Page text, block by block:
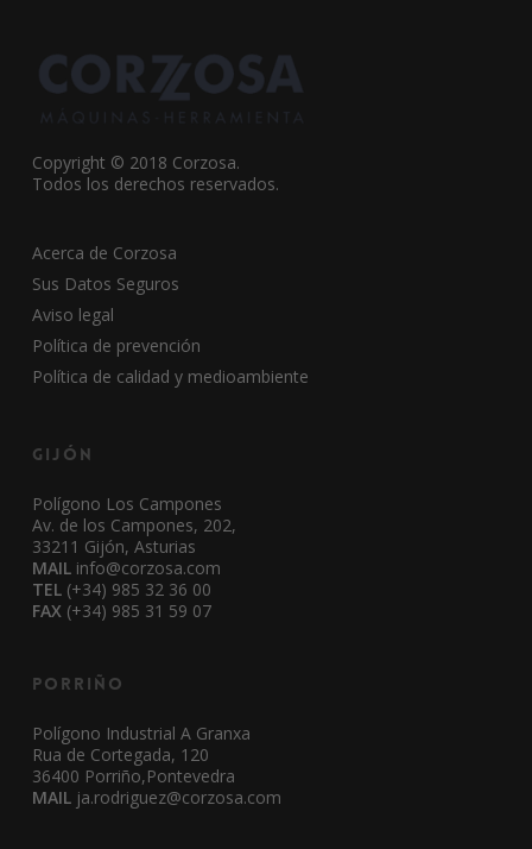
Copyright © 2018 Corzosa.
Todos los derechos reservados.
Acerca de Corzosa
Sus Datos Seguros
Aviso legal
Política de prevención
Política de calidad y medioambiente
Gijón
Polígono Los Campones
Av. de los Campones, 202,
33211 Gijón, Asturias
MAIL info@corzosa.com
TEL (+34) 985 32 36 00
FAX(+34) 985 31 59 07
Porriño
Polígono Industrial A Granxa
Rua de Cortegada, 120
36400 Porriño,Pontevedra
MAILja.rodriguez@corzosa.com